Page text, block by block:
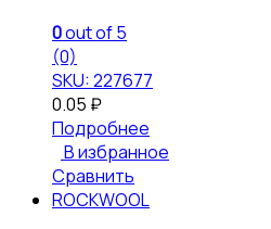
0out of 5
(0)
SKU: 227677
0.05 ₽
Подробнее
В избранное
Сравнить
ROCKWOOL